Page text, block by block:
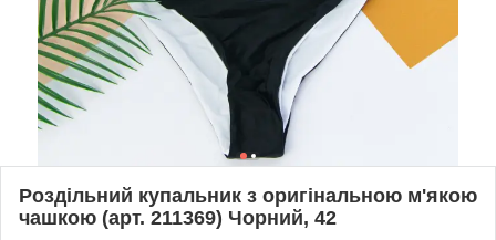
Роздільний купальник з оригінальною м'якою
чашкою (арт. 211369) Чорний, 42